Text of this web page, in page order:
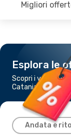
Migliori
Esplora le
Scopri i voli più
Catania
Andata e